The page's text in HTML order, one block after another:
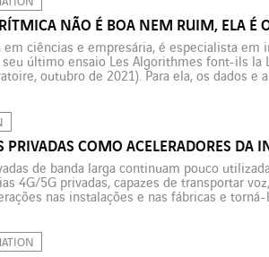
NÃO É BOA NEM RUIM, ELA É
em ciências e empresária, é especialista
seu último ensaio Les Algorithmes font-ils la
outubro de 2021). Para ela, os dados e
PRIVADAS COMO ACELERADORES DA
de banda larga continuam pouco
4G/5G privadas, capazes de transportar
nas instalações e nas fábricas e